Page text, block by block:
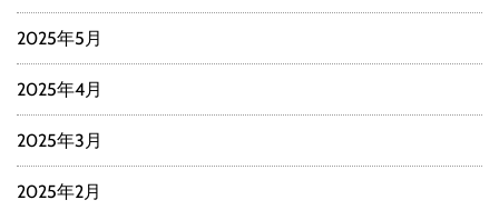
2025年5月
2025年4月
2025年3月
2025年2月